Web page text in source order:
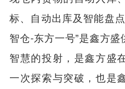
标、自动出库及智能盘
智仓-东方一号”是鑫方
智慧的投射，是鑫方盛
一次探索与突破，也是